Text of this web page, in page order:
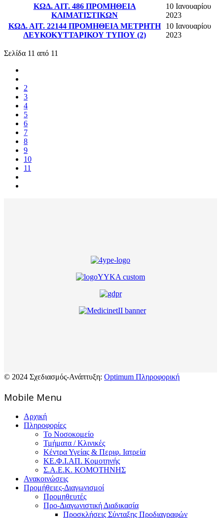
ΚΩΔ. ΑΙΤ. 486 ΠΡΟΜΗΘΕΙΑ
ΚΛΙΜΑΤΙΣΤΙΚΩΝ
10 Ιανουαρίου
2023
ΚΩΔ. ΑΙΤ. 22144 ΠΡΟΜΗΘΕΙΑ ΜΕΤΡΗΤΗ
ΛΕΥΚΟΚΥΤΤΑΡΙΚΟΥ ΤΥΠΟΥ (2)
10 Ιανουαρίου
2023
Σελίδα 11 από 11
2
3
4
5
6
7
8
9
10
11
© 2024 Σχεδιασμός-Ανάπτυξη: Optimum Πληροφορική
Mοbile Menu
Αρχική
Πληροφορίες
Το Νοσοκομείο
Τμήματα / Κλινικές
Κέντρα Υγείας & Περιφ. Ιατρεία
ΚΕ.Φ.Ι.ΑΠ. Κομοτηνής
Σ.Α.Ε.Κ. ΚΟΜΟΤΗΝΗΣ
Ανακοινώσεις
Προμήθειες-Διαγωνισμοί
Προμηθευτές
Προ-Διαγωνιστική Διαδικασία
Προσκλήσεις Σύνταξης Προδιαγραφών